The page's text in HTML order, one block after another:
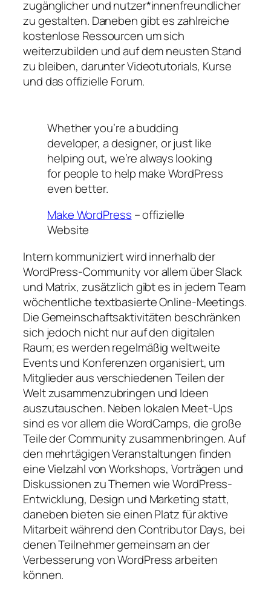
zugänglicher und nutzer*innenfreundlicher
zu gestalten. Daneben gibt es zahlreiche
kostenlose Ressourcen um sich
weiterzubilden und auf dem neusten Stand
zu bleiben, darunter Videotutorials, Kurse
und das offizielle Forum.
Whether you’re a budding
developer, a designer, or just like
helping out, we’re always looking
for people to help make WordPress
even better.
Make WordPress – offizielle
Website
Intern kommuniziert wird innerhalb der
WordPress-Community vor allem über Slack
und Matrix, zusätzlich gibt es in jedem Team
wöchentliche textbasierte Online-Meetings.
Die Gemeinschaftsaktivitäten beschränken
sich jedoch nicht nur auf den digitalen
Raum; es werden regelmäßig weltweite
Events und Konferenzen organisiert, um
Mitglieder aus verschiedenen Teilen der
Welt zusammenzubringen und Ideen
auszutauschen. Neben lokalen Meet-Ups
sind es vor allem die WordCamps, die große
Teile der Community zusammenbringen. Auf
den mehrtägigen Veranstaltungen finden
eine Vielzahl von Workshops, Vorträgen und
Diskussionen zu Themen wie WordPress-
Entwicklung, Design und Marketing statt,
daneben bieten sie einen Platz für aktive
Mitarbeit während den Contributor Days, bei
denen Teilnehmer gemeinsam an der
Verbesserung von WordPress arbeiten
können.